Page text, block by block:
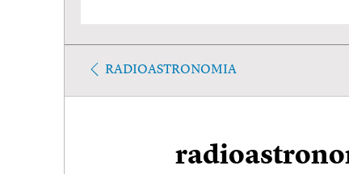
RADIOASTRONOMIA